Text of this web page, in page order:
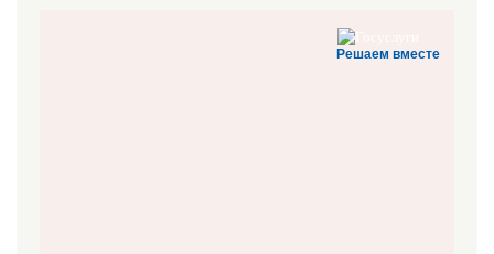
Решаем вместе